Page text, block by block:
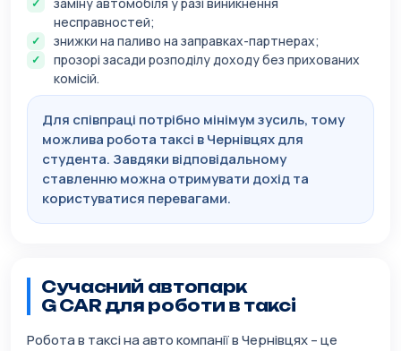
заміну автомобіля у разі виникнення
несправностей;
знижки на паливо на заправках-партнерах;
прозорі засади розподілу доходу без прихованих
комісій.
Для співпраці потрібно мінімум зусиль, тому
можлива робота таксі в Чернівцях для
студента. Завдяки відповідальному
ставленню можна отримувати дохід та
користуватися перевагами.
Сучасний автопарк
G CAR для роботи в таксі
Робота в таксі на авто компанії в Чернівцях – це